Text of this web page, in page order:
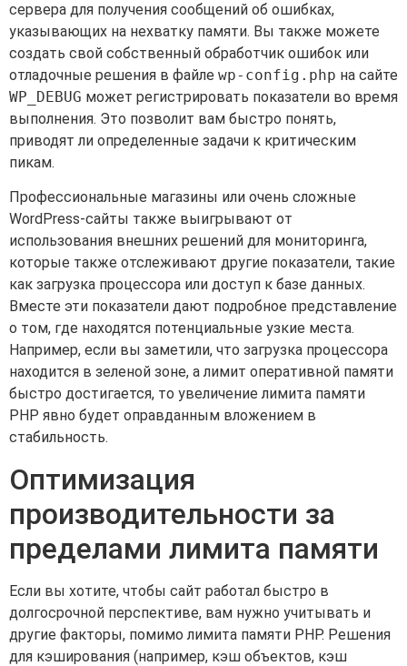
сервера для получения сообщений об ошибках,
указывающих на нехватку памяти. Вы также можете
создать свой собственный обработчик ошибок или
отладочные решения в файле wp-config.php на сайте
WP_DEBUG может регистрировать показатели во время
выполнения. Это позволит вам быстро понять,
приводят ли определенные задачи к критическим
пикам.
Профессиональные магазины или очень сложные
WordPress-сайты также выигрывают от
использования внешних решений для мониторинга,
которые также отслеживают другие показатели, такие
как загрузка процессора или доступ к базе данных.
Вместе эти показатели дают подробное представление
о том, где находятся потенциальные узкие места.
Например, если вы заметили, что загрузка процессора
находится в зеленой зоне, а лимит оперативной памяти
быстро достигается, то увеличение лимита памяти
PHP явно будет оправданным вложением в
стабильность.
Оптимизация
производительности за
пределами лимита памяти
Если вы хотите, чтобы сайт работал быстро в
долгосрочной перспективе, вам нужно учитывать и
другие факторы, помимо лимита памяти PHP. Решения
для кэширования (например, кэш объектов, кэш